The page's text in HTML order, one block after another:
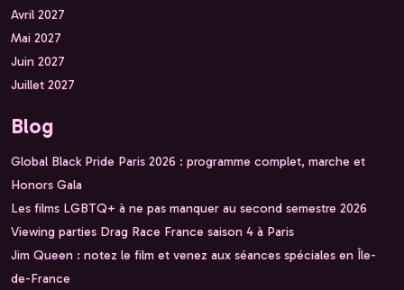
Avril 2027
Mai 2027
Juin 2027
Juillet 2027
Blog
Global Black Pride Paris 2026 : programme complet, marche et
Honors Gala
Les films LGBTQ+ à ne pas manquer au second semestre 2026
Viewing parties Drag Race France saison 4 à Paris
Jim Queen : notez le film et venez aux séances spéciales en Île-
de-France